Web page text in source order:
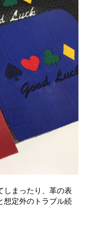
しまったり、革の表
想定外のトラブル続